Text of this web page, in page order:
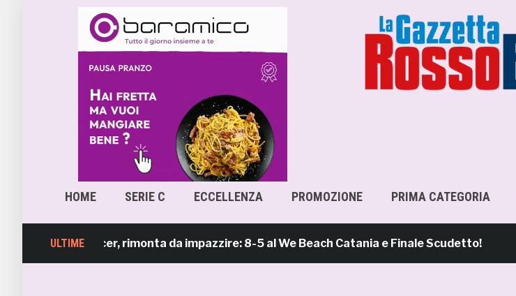
HOME SERIE C ECCELLENZA PROMOZIONE PRIMA CATEGORIA
ULTIME
Beach Soccer, rimonta da impazzire: 8-5 al We Beach Catania e Finale Scudetto! 4